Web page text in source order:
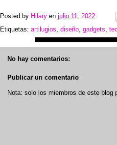
Posted by Hilary en julio 11, 2022
Etiquetas: artilugios diseño gadgets
No hay comentarios:
Publicar un comentario
Nota: solo los miembros de este blog